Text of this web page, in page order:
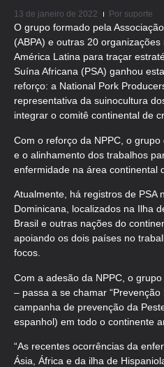
13 de janeiro de 2022 Por suporte
O grupo formado pela
(ABPA) e outras 20
América Latina para traçar
Suína Africana (PSA) ganhou
reforço: a National Pork
representativa da suinocultura
integrar o comitê continental de
Com o reforço da NPPC, o
e o alinhamento dos trabalhos
enfermidade na área continental
Atualmente, há registros de PSA
Dominicana, localizados na Ilha
Brasil e outras nações do
apoiando os dois países no
focos.
Com a adesão da NPPC, o
– passa a se chamar “Prevenção
campanha de prevenção da
espanhol) em todo o continente
“As recentes ocorrências da
Ásia, África e da ilha de